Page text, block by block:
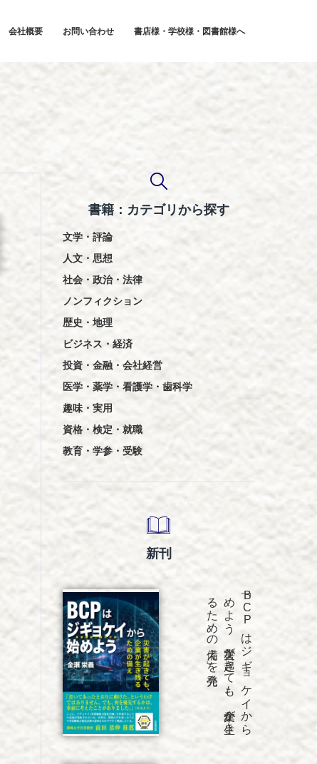
会社概要 お問い合わせ 書店様・学校様・図書館様へ
書籍：カテゴリから探す
文学・評論
人文・思想
社会・政治・法律
ノンフィクション
歴史・地理
ビジネス・経済
投資・金融・会社経営
医学・薬学・看護学・歯科学
趣味・実用
資格・検定・就職
教育・学参・受験
新刊
「B
C
P
は
ジ
ギ
ョ
ケ
イ
か
ら
始
め
よ
う
災害が
起き
て
も
、
企業が
生き
残
る
た
め
の
備え
」を
発売